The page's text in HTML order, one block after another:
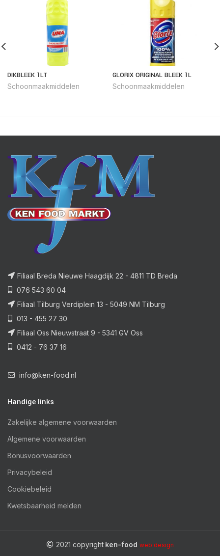
DIKBLEEK 1LT
Schoonmaakmiddelen
GLORIX ORIGINAL BLEEK 1L
Schoonmaakmiddelen
Filiaal Breda Nieuwe Haagdijk 22 - 4811 TD Breda
076 543 60 04
Filiaal Tilburg Verdiplein 13 - 5049 NM Tilburg
013 - 455 27 30
Filiaal Oss Nieuwstraat 9 - 5341 GV Oss
0412 - 76 37 16
info@ken-food.nl
Handige links
Zakelijke algemene voorwaarden
Algemene voorwaarden
Bonusvoorwaarden
Privacybeleid
Cookiebeleid
Kwetsbaarheid melden
2021 copyright ken-food web design